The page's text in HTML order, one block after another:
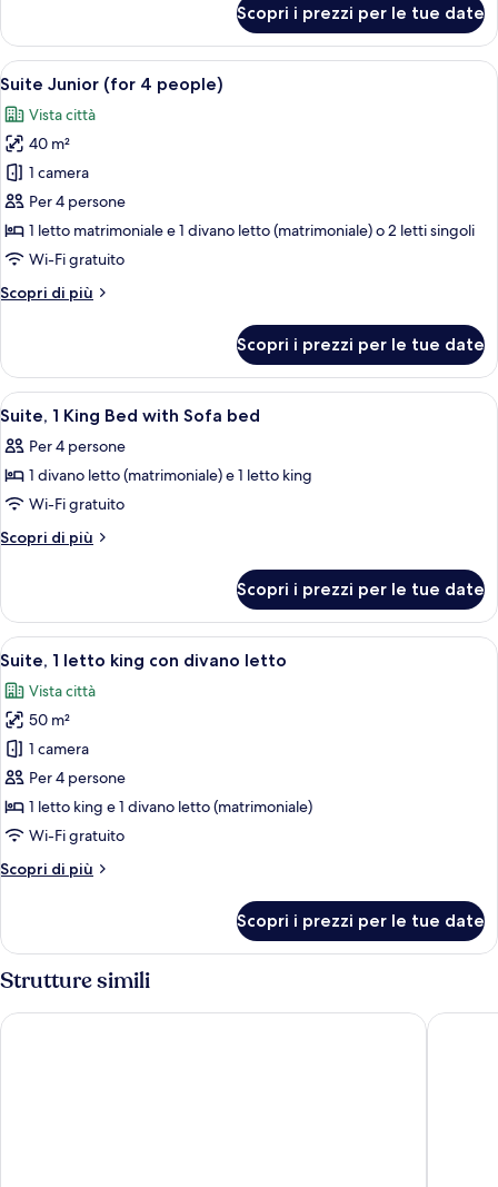
2
letti
singoli
Comfort
con
letto
o
2
letti
singoli
Scopri i prezzi per le tue date
Apri
tutte
le
foto
per
Suite
Junior
(for
people)
Una camera d'albergo con un letto
6
Suite Junior (for 4 people)
Vista città
40 m²
1 camera
Per 4 persone
1 letto matrimoniale e 1 divano letto (matrimoniale) o 2 letti singoli
Wi-Fi gratuito
Scopri di più
Altri
Junior
(for
4
Scopri i prezzi per le tue date
Apri
tutte
le
foto
per
Suite,
Bed
with
Sofa
bed
Una camera d'albergo con un letto,
5
Suite, 1 King Bed with Sofa bed
Per 4 persone
1 divano letto (matrimoniale) e 1 letto king
Wi-Fi gratuito
Scopri di più
Altri
1
King
Bed
Sofa
bed
Scopri i prezzi per le tue date
Apri
tutte
le
foto
per
Suite,
1
letto
con
Biancheria da letto ipoallergenica,
5
Suite, 1 letto king con divano letto
Vista città
50 m²
1 camera
Per 4 persone
1 letto king e 1 divano letto (matrimoniale)
Wi-Fi gratuito
Scopri di più
Altri
1
letto
king
con
divano
Scopri i prezzi per le tue date
Strutture simili
H2 Hotel Berlin Alexanderplatz Park